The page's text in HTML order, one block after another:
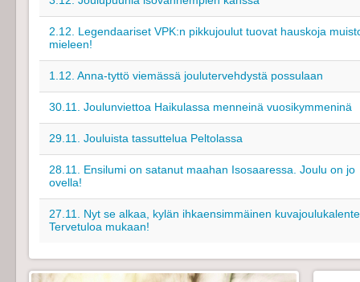
2.12. Legendaariset VPK:n pikkujoulut tuovat hauskoja
mieleen!
1.12. Anna-tyttö viemässä joulutervehdystä possulaan
30.11. Joulunviettoa Haikulassa menneinä vuosikymmeninä
29.11. Jouluista tassuttelua Peltolassa
28.11. Ensilumi on satanut maahan Isosaaressa. Joulu on jo
ovella!
27.11. Nyt se alkaa, kylän ihkaensimmäinen
Tervetuloa mukaan!